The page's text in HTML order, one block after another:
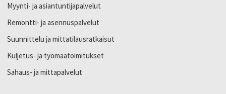
Myynti- ja asiantuntijapalvelut
Remontti- ja asennuspalvelut
Suunnittelu ja mittatilausratkaisut
Kuljetus- ja työmaatoimitukset
Sahaus- ja mittapalvelut